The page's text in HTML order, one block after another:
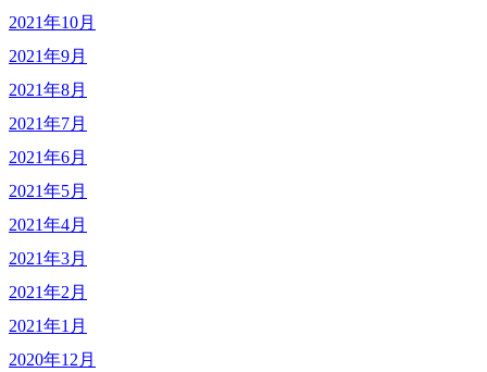
2021年10月
2021年9月
2021年8月
2021年7月
2021年6月
2021年5月
2021年4月
2021年3月
2021年2月
2021年1月
2020年12月